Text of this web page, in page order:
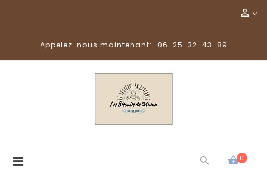
Appelez-nous maintenant: 06-25-32-43-89
Basculer
0